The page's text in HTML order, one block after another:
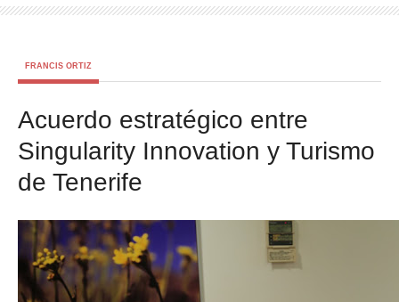
FRANCIS ORTIZ
Acuerdo estratégico entre
Singularity Innovation y Turismo
de Tenerife